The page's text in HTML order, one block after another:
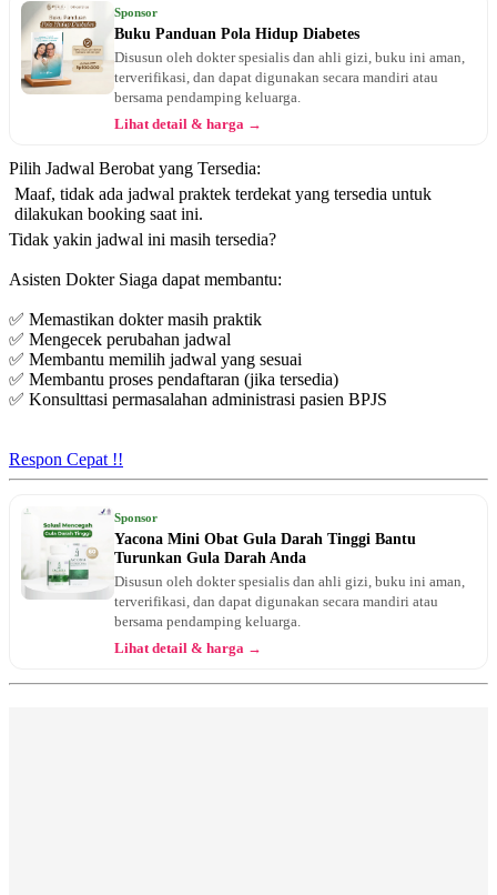
Sponsor
Buku Panduan Pola Hidup Diabetes
Disusun oleh dokter spesialis dan ahli gizi, buku ini aman,
terverifikasi, dan dapat digunakan secara mandiri atau
bersama pendamping keluarga.
Lihat detail & harga →
Pilih Jadwal Berobat yang Tersedia:
Maaf, tidak ada jadwal praktek terdekat yang tersedia untuk
dilakukan booking saat ini.
Tidak yakin jadwal ini masih tersedia?
Asisten Dokter Siaga dapat membantu:
✅ Memastikan dokter masih praktik
✅ Mengecek perubahan jadwal
✅ Membantu memilih jadwal yang sesuai
✅ Membantu proses pendaftaran (jika tersedia)
✅ Konsulttasi permasalahan administrasi pasien BPJS
Respon Cepat !!
Sponsor
Yacona Mini Obat Gula Darah Tinggi Bantu
Turunkan Gula Darah Anda
Disusun oleh dokter spesialis dan ahli gizi, buku ini aman,
terverifikasi, dan dapat digunakan secara mandiri atau
bersama pendamping keluarga.
Lihat detail & harga →